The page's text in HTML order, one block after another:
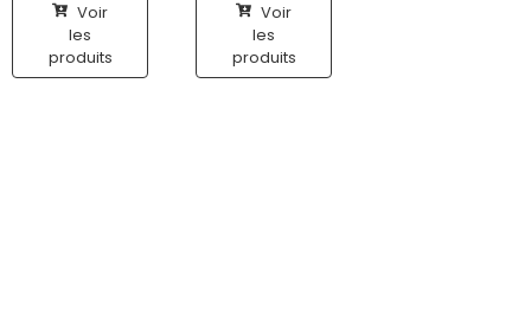
Voir
les
produits
Voir
les
produits